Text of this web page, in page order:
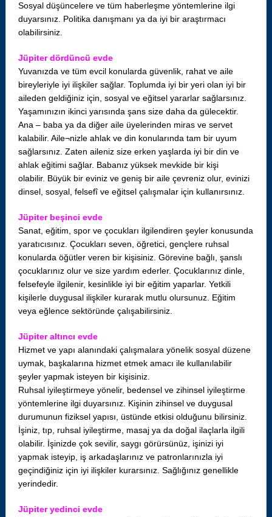
Sosyal düşüncelere ve tüm haberleşme yöntemlerine ilgi
duyarsınız. Politika danışmanı ya da iyi bir araştırmacı
olabilirsiniz.
Jüpiter dördüncü evde
Yuvanızda ve tüm evcil konularda güvenlik, rahat ve aile
bireyleriyle iyi ilişkiler sağlar. Toplumda iyi bir yeri olan iyi bir
aileden geldiğiniz için, sosyal ve eğitsel yararlar sağlarsınız.
Yaşamınızın ikinci yarısında şans size daha da gülecektir.
Ana – baba ya da diğer aile üyelerinden miras ve servet
kalabilir. Aile¬nizle ahlak ve din konularında tam bir uyum
sağlarsınız. Zaten aileniz size erken yaşlarda iyi bir din ve
ahlak eğitimi sağlar. Babanız yüksek mevkide bir kişi
olabilir. Büyük bir eviniz ve geniş bir aile çevreniz olur, evinizi
dinsel, sosyal, felsefî ve eğitsel çalışmalar için kullanırsınız.
Jüpiter beşinci evde
Sanat, eğitim, spor ve çocukları ilgilendiren şeyler konusunda
yaratıcısınız. Çocukları seven, öğretici, gençlere ruhsal
konularda öğütler veren bir kişisiniz. Görevine bağlı, şanslı
çocuklarınız olur ve size yardım ederler. Çocuklarınız dinle,
felsefeyle ilgilenir, kesinlikle iyi bir eğitim yaparlar. Yetkili
kişilerle duygusal ilişkiler kurarak mutlu olursunuz. Eğitim
veya eğlence sektöründe çalışabilirsiniz.
Jüpiter altıncı evde
Hizmet ve yapı alanındaki çalışmalara yönelik sosyal düzene
uymak, başkalarına hizmet etmek amacı ile kullanılabilir
şeyler yapmak isteyen bir kişisiniz.
Ruhsal iyileştirmeye yönelir, bedensel ve zihinsel iyileştirme
yöntemlerine ilgi duyarsınız. Kişinin zihinsel ve duygusal
durumunun fiziksel yapısı, üstünde etkisi olduğunu bilirsiniz.
İşiniz, tıp, ruhsal iyileştirme, masaj ya da doğal ilaçlarla ilgili
olabilir. İşinizde çok sevilir, saygı görürsünüz, işinizi iyi
yapmak isteyip, iş arkadaşlarınız ve patronlarınızla iyi
geçindiğiniz için iyi ilişkiler kurarsınız. Sağlığınız genellikle
yerindedir.
Jüpiter yedinci evde